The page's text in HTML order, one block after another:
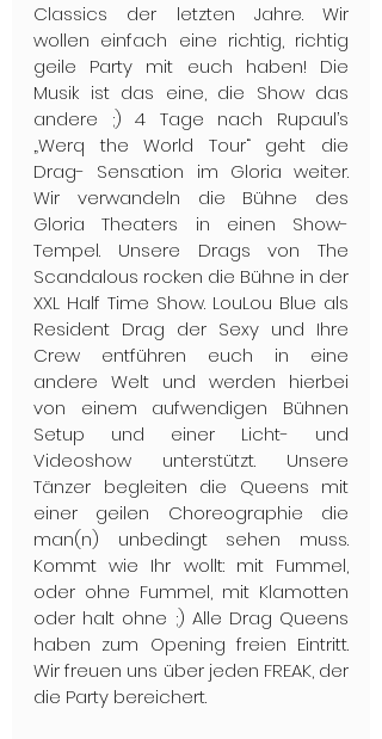
Classics der letzten Jahre. Wir
wollen einfach eine richtig, richtig
geile Party mit euch haben! Die
Musik ist das eine, die Show das
andere ;) 4 Tage nach Rupaul’s
„Werq the World Tour“ geht die
Drag- Sensation im Gloria weiter.
Wir verwandeln die Bühne des
Gloria Theaters in einen Show-
Tempel. Unsere Drags von The
Scandalous rocken die Bühne in der
XXL Half Time Show. LouLou Blue als
Resident Drag der Sexy und Ihre
Crew entführen euch in eine
andere Welt und werden hierbei
von einem aufwendigen Bühnen
Setup und einer Licht- und
Videoshow unterstützt. Unsere
Tänzer begleiten die Queens mit
einer geilen Choreographie die
man(n) unbedingt sehen muss.
Kommt wie Ihr wollt: mit Fummel,
oder ohne Fummel, mit Klamotten
oder halt ohne ;) Alle Drag Queens
haben zum Opening freien Eintritt.
Wir freuen uns über jeden FREAK, der
die Party bereichert.